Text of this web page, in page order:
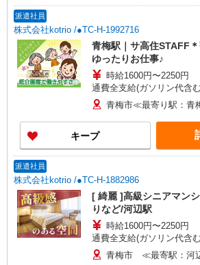
派遣社員
株式会社kotrio /●TC-H-1992716
青梅駅｜サ高住STAFF
ゆったりお仕事♪
時給1600円〜2250円
通費全支給(ガソリン代含
青梅市≪最寄り駅：青
キープ
派遣社員
株式会社kotrio /●TC-H-1882986
[ 綺麗 ]高級シニアマン
りなど/河辺駅
時給1600円〜2250円
通費全支給(ガソリン代含
青梅市 ≪最寄駅：河